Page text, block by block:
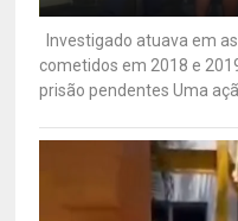
Investigado atuava em
cometidos em 2018 e
prisão pendentes Uma